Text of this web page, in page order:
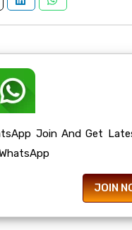
Join And Get
JOIN